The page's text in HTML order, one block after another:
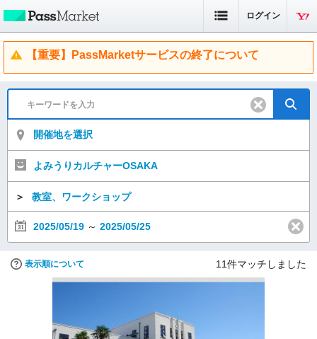
ログイン
【重要】PassMarketサービスの終了について
開催地を選択
よみうりカルチャーOSAKA
＞ 教室、ワークショップ
2025/05/19 ～ 2025/05/25
表示順について 11件マッチしました